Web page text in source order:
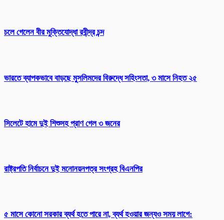
চলে গেলেন বীর মুক্তিযোদ্ধা রবীন্দ্র চন্দ
ভারতে ব্যাপকভাবে বাড়ছে মুসলিমদের বিরুদ্ধে সহিংসতা, ৩ মাসে নিহত ২৫
সিলেটে হামে দুই শিশুসহ প্রাণ গেল ৩ জনের
রাষ্ট্রপতি নির্বাচনে দুই মনোনয়নপত্র সংগ্রহ বিএনপির
৫ মাসে কোনো সরকার ব্যর্থ হতে পারে না, ব্যর্থ হওয়ার জন্যও সময় লাগে: